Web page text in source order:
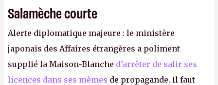
Salamèche courte
Alerte diplomatique majeure : le ministère
japonais des Affaires étrangères a poliment
supplié la Maison-Blanche d’arrêter de salir ses
licences dans ses mèmes de propagande. Il faut